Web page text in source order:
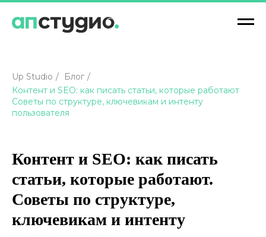
Up Studio / Блог /
Контент и SEO: как писать статьи, которые работают
Советы по структуре, ключевикам и интенту
пользователя
Контент и SEO: как писать
статьи, которые работают.
Советы по структуре,
ключевикам и интенту